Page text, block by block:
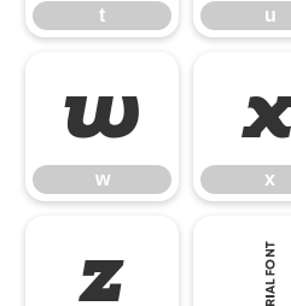
t u
w
w x
z {